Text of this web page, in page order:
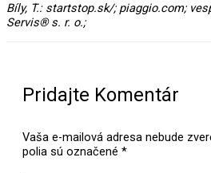
Bíly, T.: startstop.sk/; piaggio.com;
Servis® s. r. o.;
Pridajte Komentár
Vaša e-mailová adresa nebude
polia sú označené *